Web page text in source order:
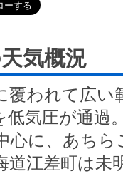
気概況
覆われて広い
低気圧が通過
心に、あち
道江差町は未